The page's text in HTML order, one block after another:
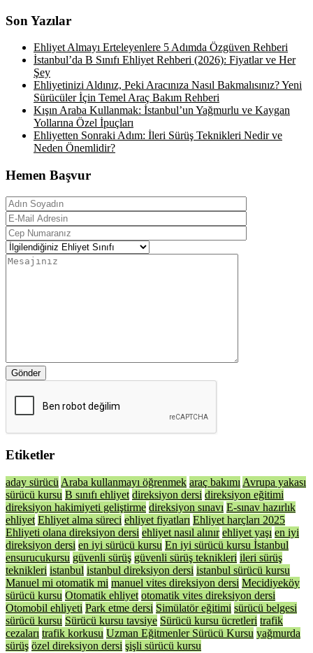
Son Yazılar
Ehliyet Almayı Erteleyenlere 5 Adımda Özgüven Rehberi
İstanbul’da B Sınıfı Ehliyet Rehberi (2026): Fiyatlar ve Her
Şey
Ehliyetinizi Aldınız, Peki Aracınıza Nasıl Bakmalısınız? Yeni
Sürücüler İçin Temel Araç Bakım Rehberi
Kışın Araba Kullanmak: İstanbul’un Yağmurlu ve Kaygan
Yollarına Özel İpuçları
Ehliyetten Sonraki Adım: İleri Sürüş Teknikleri Nedir ve
Neden Önemlidir?
Hemen Başvur
Gönder
Etiketler
aday sürücü Araba kullanmayı öğrenmek araç bakımı Avrupa yakası
sürücü kursu B sınıfı ehliyet direksiyon dersi direksiyon eğitimi
direksiyon hakimiyeti geliştirme direksiyon sınavı E-sınav hazırlık
ehliyet Ehliyet alma süreci ehliyet fiyatları Ehliyet harçları 2025
Ehliyeti olana direksiyon dersi ehliyet nasıl alınır ehliyet yaşı en iyi
direksiyon dersi en iyi sürücü kursu En iyi sürücü kursu İstanbul
ensurucukursu güvenli sürüş güvenli sürüş teknikleri ileri sürüş
teknikleri istanbul istanbul direksiyon dersi istanbul sürücü kursu
Manuel mi otomatik mi manuel vites direksiyon dersi Mecidiyeköy
sürücü kursu Otomatik ehliyet otomatik vites direksiyon dersi
Otomobil ehliyeti Park etme dersi Simülatör eğitimi sürücü belgesi
sürücü kursu Sürücü kursu tavsiye Sürücü kursu ücretleri trafik
cezaları trafik korkusu Uzman Eğitmenler Sürücü Kursu yağmurda
sürüş özel direksiyon dersi şişli sürücü kursu